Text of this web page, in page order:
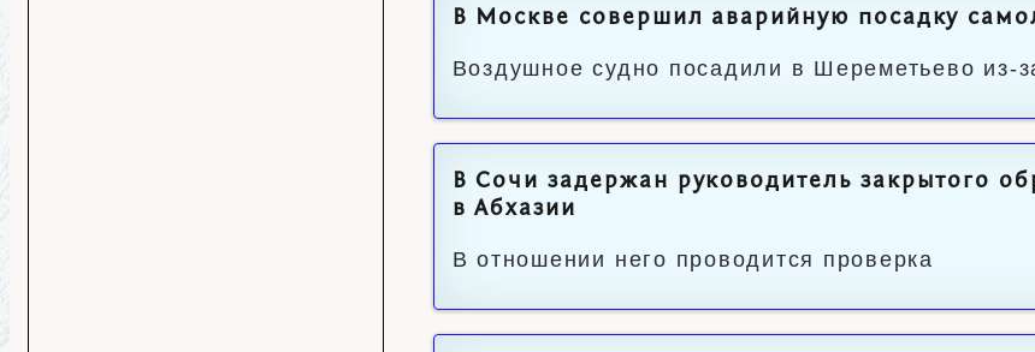
В Москве совершил аварийную посадку
Воздушное судно посадили в Шереметьево из-
В Сочи задержан руководитель закрытого
в Абхазии
В отношении него проводится проверка